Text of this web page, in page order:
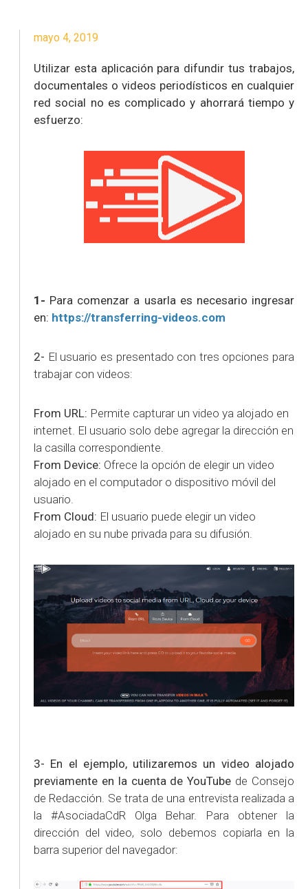
mayo 4, 2019
Utilizar esta aplicación para difundir tus trabajos,
documentales o videos periodísticos en cualquier
red social no es complicado y ahorrará tiempo y
esfuerzo:
1- Para comenzar a usarla es necesario ingresar
en: https://transferring-videos.com
2- El usuario es presentado con tres opciones para
trabajar con videos:
From URL: Permite capturar un video ya alojado en
internet. El usuario solo debe agregar la dirección en
la casilla correspondiente.
From Device: Ofrece la opción de elegir un video
alojado en el computador o dispositivo móvil del
usuario.
From Cloud: El usuario puede elegir un video
alojado en su nube privada para su difusión.
3- En el ejemplo, utilizaremos un video alojado
previamente en la cuenta de YouTube de Consejo
de Redacción. Se trata de una entrevista realizada a
la #AsociadaCdR Olga Behar. Para obtener la
dirección del video, solo debemos copiarla en la
barra superior del navegador: